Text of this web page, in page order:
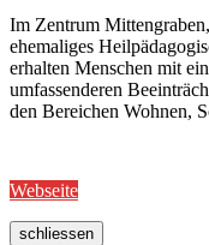
Im Zentrum
ehemaliges
erhalten Menschen mit
umfassenderen
den Bereichen Wohnen,
Webseite
schliessen